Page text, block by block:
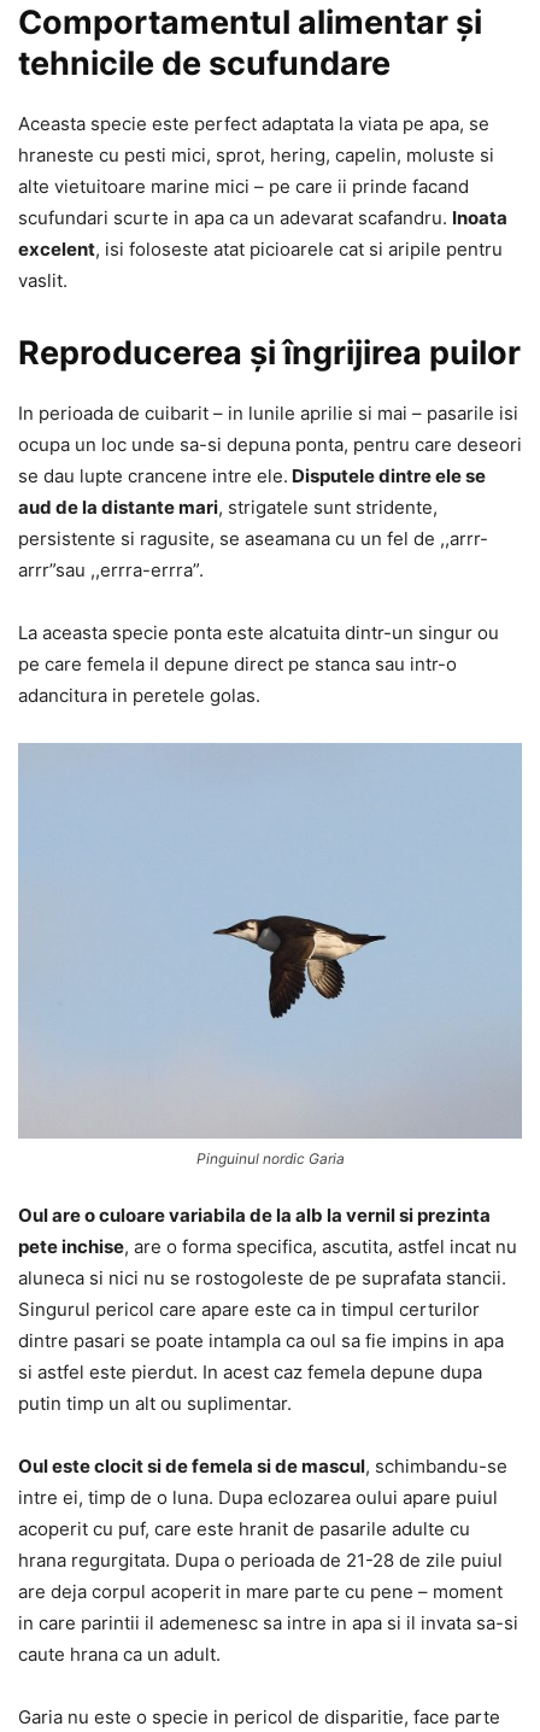
Comportamentul alimentar și
tehnicile de scufundare
Aceasta specie este perfect adaptata la viata pe apa, se
hraneste cu pesti mici, sprot, hering, capelin, moluste si
alte vietuitoare marine mici – pe care ii prinde facand
scufundari scurte in apa ca un adevarat scafandru. Inoata
excelent, isi foloseste atat picioarele cat si aripile pentru
vaslit.
Reproducerea și îngrijirea puilor
In perioada de cuibarit – in lunile aprilie si mai – pasarile isi
ocupa un loc unde sa-si depuna ponta, pentru care deseori
se dau lupte crancene intre ele. Disputele dintre ele se
aud de la distante mari, strigatele sunt stridente,
persistente si ragusite, se aseamana cu un fel de ,,arrr-
arrr”sau ,,errra-errra”.
La aceasta specie ponta este alcatuita dintr-un singur ou
pe care femela il depune direct pe stanca sau intr-o
adancitura in peretele golas.
Pinguinul nordic Garia
Oul are o culoare variabila de la alb la vernil si prezinta
pete inchise, are o forma specifica, ascutita, astfel incat nu
aluneca si nici nu se rostogoleste de pe suprafata stancii.
Singurul pericol care apare este ca in timpul certurilor
dintre pasari se poate intampla ca oul sa fie impins in apa
si astfel este pierdut. In acest caz femela depune dupa
putin timp un alt ou suplimentar.
Oul este clocit si de femela si de mascul, schimbandu-se
intre ei, timp de o luna. Dupa eclozarea oului apare puiul
acoperit cu puf, care este hranit de pasarile adulte cu
hrana regurgitata. Dupa o perioada de 21-28 de zile puiul
are deja corpul acoperit in mare parte cu pene – moment
in care parintii il ademenesc sa intre in apa si il invata sa-si
caute hrana ca un adult.
Garia nu este o specie in pericol de disparitie, face parte